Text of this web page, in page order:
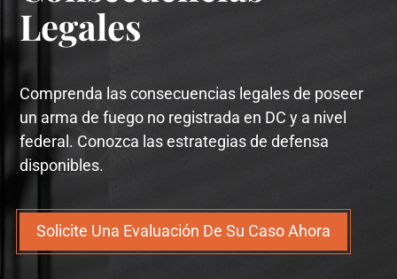
Legales
Comprenda las consecuencias legales de poseer
un arma de fuego no registrada en DC y a nivel
federal. Conozca las estrategias de defensa
disponibles.
Solicite Una Evaluación De Su Caso Ahora